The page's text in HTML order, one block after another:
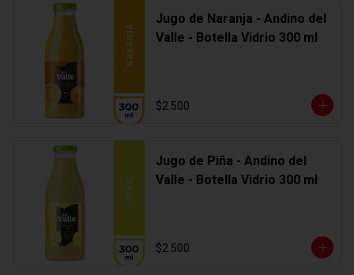
Jugo de Naranja - Andino del
Valle - Botella Vidrio 300 ml
$2.500
Jugo de Piña - Andino del
Valle - Botella Vidrio 300 ml
$2.500